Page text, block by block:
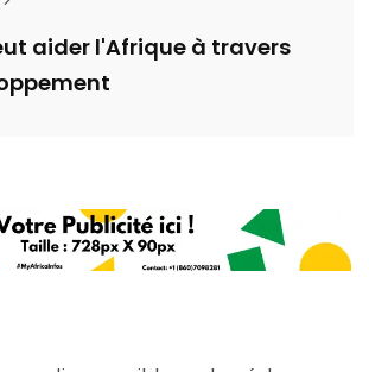
aider l'Afrique à travers